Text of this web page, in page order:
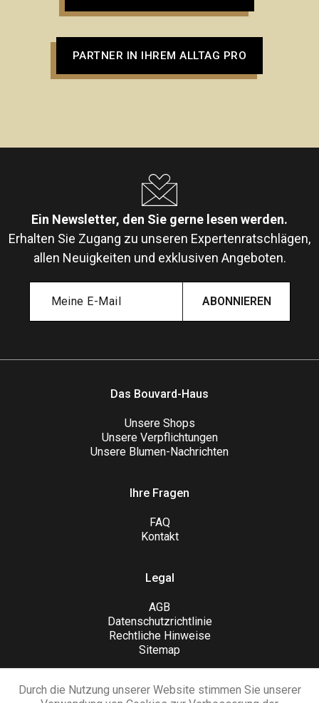
PARTNER IN IHREM ALLTAG PRO
Ein Newsletter, den Sie gerne lesen werden.
Erhalten Sie Zugang zu unseren Expertenratschlägen,
allen Neuigkeiten und exklusiven Angeboten.
ABONNIEREN
Das Bouvard-Haus
Unsere Shops
Unsere Verpflichtungen
Unsere Blumen-Nachrichten
Ihre Fragen
FAQ
Kontakt
Legal
AGB
Datenschutzrichtlinie
Rechtliche Hinweise
Sitemap
Durch die Nutzung unserer Website stimmen Sie unserer